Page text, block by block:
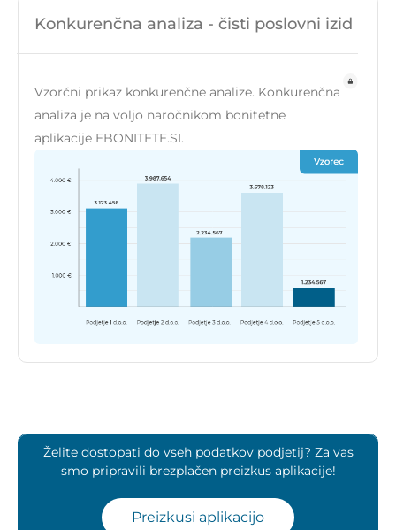
Konkurenčna analiza - čisti poslovni izid
Vzorčni prikaz konkurenčne analize. Konkurenčna
analiza je na voljo naročnikom bonitetne
aplikacije EBONITETE.SI.
Želite dostopati do vseh podatkov podjetij? Za vas
smo pripravili brezplačen preizkus aplikacije!
Preizkusi aplikacijo